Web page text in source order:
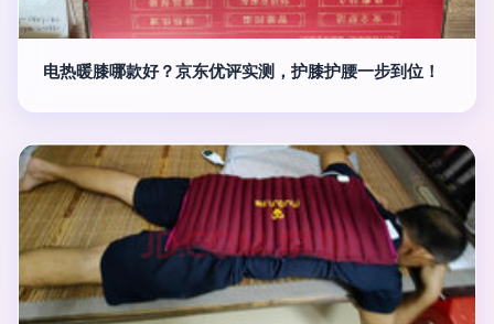
电热暖膝哪款好？京东优评实测，护膝护腰一步到位！